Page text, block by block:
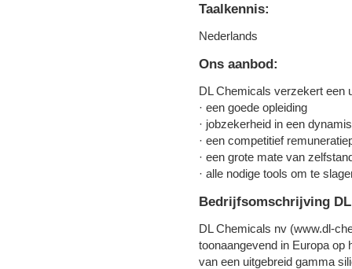
Taalkennis:
Nederlands
Ons aanbod:
DL Chemicals verzekert een
· een goede opleiding
· jobzekerheid in een
· een competitief
· een grote mate van
· alle nodige tools om te
Bedrijfsomschrijving
DL Chemicals nv (www.dl-
toonaangevend in Europa op
van een uitgebreid gamma